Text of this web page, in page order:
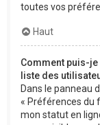
toutes vos
Haut
Comment puis-
liste des
Dans le panneau
« Préférences du
mon statut en